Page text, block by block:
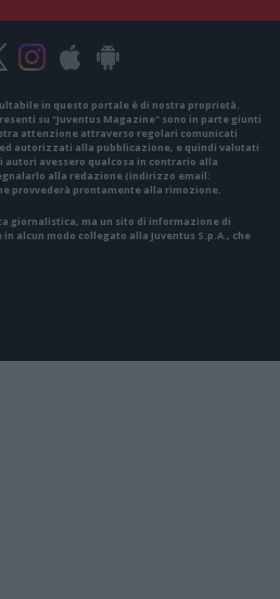
in questo portale è di nostra proprietà.
su "Juventus Magazine" sono in parte giunti
attenzione attraverso regolari comunicati
autorizzati alla pubblicazione, e quindi valutati
autori avessero qualcosa in contrario alla
alla redazione (indirizzo email:
provvederà prontamente alla rimozione.
giornalistica, ma un sito di informazione di
alcun modo collegato alla Juventus S.p.A., che